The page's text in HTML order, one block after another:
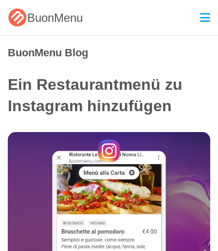
BuonMenu
BuonMenu Blog
Ein Restaurantmenü zu
Instagram hinzufügen